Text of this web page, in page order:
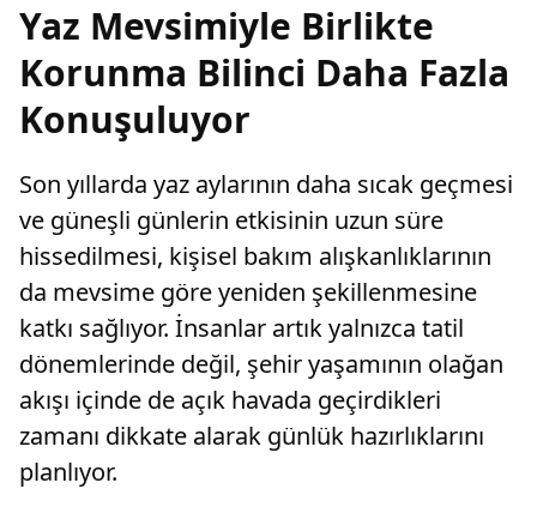
Yaz Mevsimiyle Birlikte
Korunma Bilinci Daha Fazla
Konuşuluyor
Son yıllarda yaz aylarının daha sıcak geçmesi
ve güneşli günlerin etkisinin uzun süre
hissedilmesi, kişisel bakım alışkanlıklarının
da mevsime göre yeniden şekillenmesine
katkı sağlıyor. İnsanlar artık yalnızca tatil
dönemlerinde değil, şehir yaşamının olağan
akışı içinde de açık havada geçirdikleri
zamanı dikkate alarak günlük hazırlıklarını
planlıyor.